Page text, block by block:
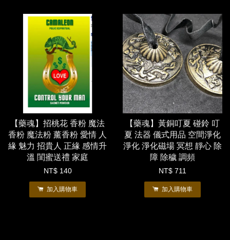
【藥魂】招桃花 香粉 魔法
香粉 魔法粉 薰香粉 愛情 人
緣 魅力 招貴人 正緣 感情升
溫 閨蜜送禮 家庭
NT$ 140
加入購物車
【藥魂】黃銅叮夏 碰鈴 叮
夏 法器 儀式用品 空間淨化
淨化 淨化磁場 冥想 靜心 除
障 除穢 調頻
NT$ 711
加入購物車